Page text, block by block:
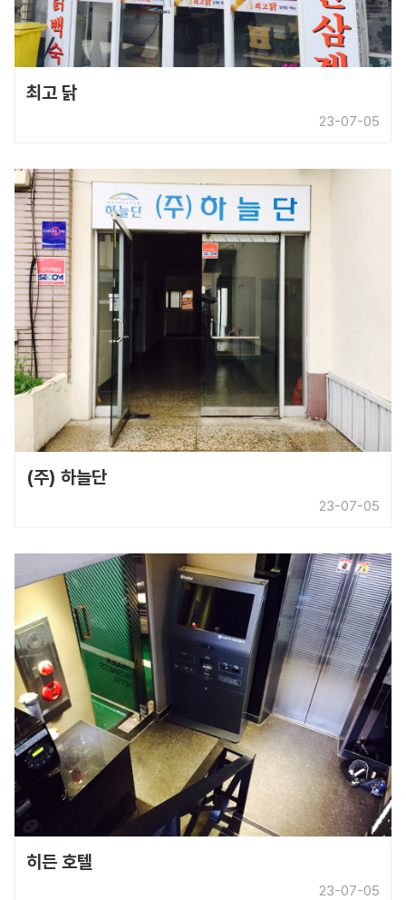
최고 닭
23-07-05
(주) 하늘단
23-07-05
히든 호텔
23-07-05